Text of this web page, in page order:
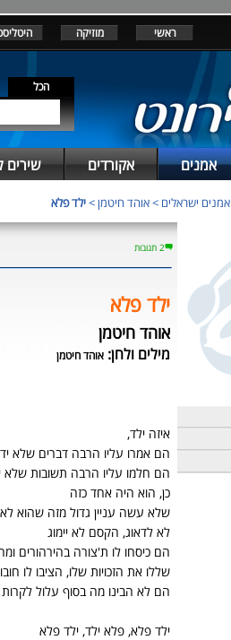
ראשי מוזיקה
הכל
אמנים אקורדים שירים
אמנים ישראלים >אוהד חיטמן>ילד פלא
2 תגובות
ילד פלא
אוהד חיטמן
מילים ולחן: אוהד חיטמן
איזה ילד,
הם אמרו עליו הרבה דברים שלא
הם חלמו עליו הרבה תשובות שלא
כן, הוא היה אחד כזה
שלא עשה עניין גדול מזה שהוא לא
לא לדאוג, הקסם לא יימוג
הם כיסחו לו ת'צורה בהירהורים
שללו את הזכויות שלו, הציבו לו
הם לא הבינו מה בסוף עלול לקרות
ילד פלא, פלא ילד, ילד פלא